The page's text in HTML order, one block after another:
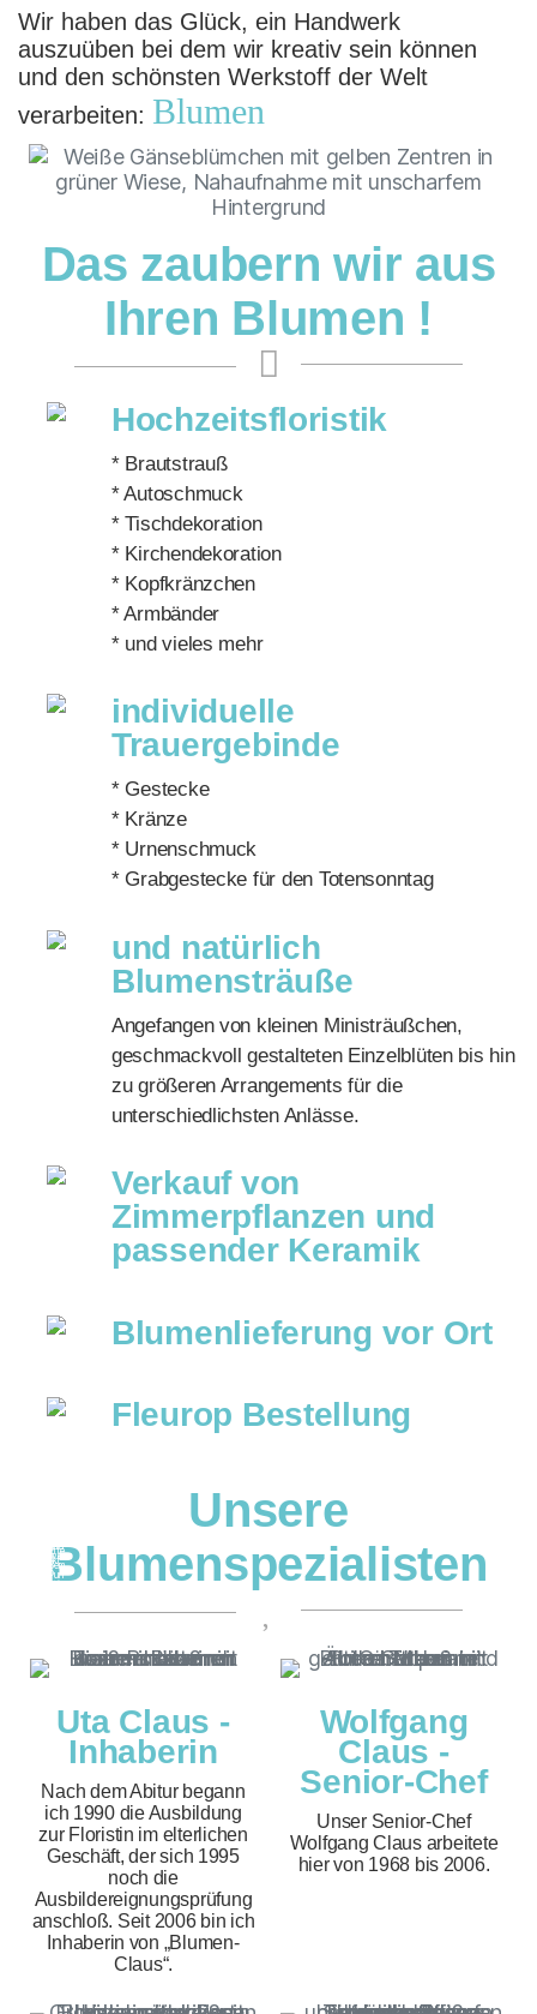
Wir haben das Glück, ein Handwerk
auszuüben bei dem wir kreativ sein können
und den schönsten Werkstoff der Welt
verarbeiten: Blumen
Das zaubern wir aus
Ihren Blumen !
Hochzeitsfloristik
* Brautstrauß
* Autoschmuck
* Tischdekoration
* Kirchendekoration
* Kopfkränzchen
* Armbänder
* und vieles mehr
individuelle
Trauergebinde
* Gestecke
* Kränze
* Urnenschmuck
* Grabgestecke für den Totensonntag
und natürlich
Blumensträuße
Angefangen von kleinen Ministräußchen,
geschmackvoll gestalteten Einzelblüten bis hin
zu größeren Arrangements für die
unterschiedlichsten Anlässe.
Verkauf von
Zimmerpflanzen und
passender Keramik
Blumenlieferung vor Ort
Fleurop Bestellung
Unsere
Blumenspezialisten
Uta Claus -
Inhaberin
Nach dem Abitur begann
ich 1990 die Ausbildung
zur Floristin im elterlichen
Geschäft, der sich 1995
noch die
Ausbildereignungsprüfung
anschloß. Seit 2006 bin ich
Inhaberin von „Blumen-
Claus“.
Wolfgang
Claus -
Senior-Chef
Unser Senior-Chef
Wolfgang Claus arbeitete
hier von 1968 bis 2006.